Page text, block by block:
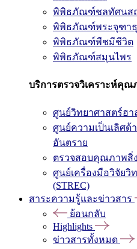
พิพิธภัณฑ์ชลทัศนส
พิพิธภัณฑ์พระจุฑา
พิพิธภัณฑ์พืชมีชีวิต
พิพิธภัณฑ์สมุนไพร
บริการตรวจวิเคราะห์คุณ
ศูนย์วิทยาศาสตร์ฮา
ศูนย์ความเป็นเลิศด้
อันตราย
ตรวจสอบคุณภาพสิ่
ศูนย์เครื่องมือวิจัยวิ
(STREC)
สาระความรู้และข่าวสาร
ย้อนกลับ
Highlights
ข่าวสารทั้งหมด